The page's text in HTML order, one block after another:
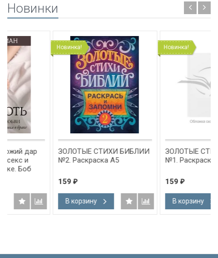
Новинки
Новинка!
ЗОЛОТЫЕ СТИХИ БИБЛИИ
№2. Раскраска А5
В корзину
Новинка!
ЗОЛОТЫЕ СТИХИ БИБЛИИ
№1. Раскраска А5
В корзину